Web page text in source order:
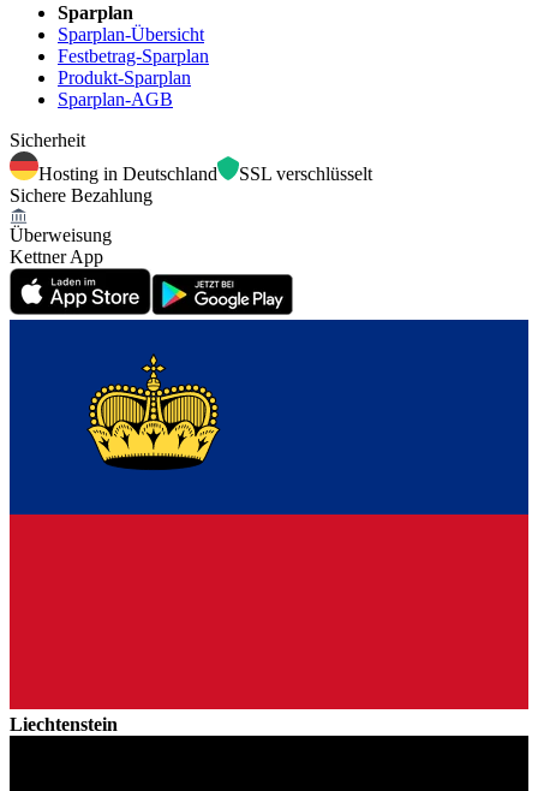
Sparplan
Sparplan-Übersicht
Festbetrag-Sparplan
Produkt-Sparplan
Sparplan-AGB
Sicherheit
Hosting in Deutschland
SSL verschlüsselt
Sichere Bezahlung
Überweisung
Kettner App
Liechtenstein